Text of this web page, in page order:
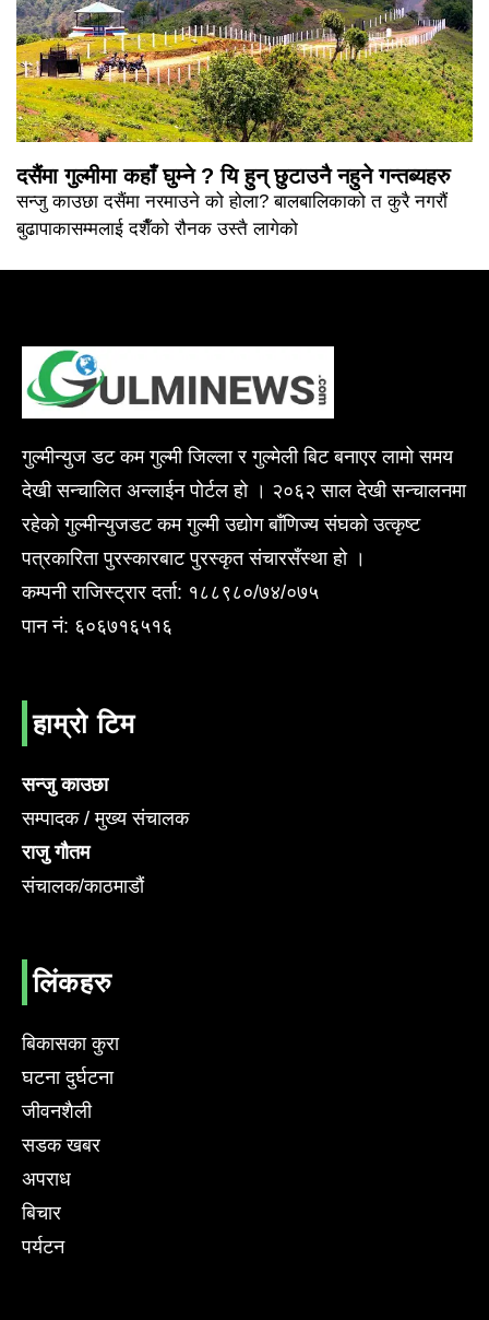
दसैंमा गुल्मीमा कहाँ घुम्ने ? यि हुन् छुटाउनै नहुने गन्तब्यहरु
सन्जु काउछा दसैंमा नरमाउने को होला? बालबालिकाको त कुरै नगरौं
बुढापाकासम्मलाई दशैँको रौनक उस्तै लागेको
गुल्मीन्युज डट कम गुल्मी जिल्ला र गुल्मेली बिट बनाएर लामो समय
देखी सन्चालित अन्लाईन पोर्टल हो । २०६२ साल देखी सन्चालनमा
रहेको गुल्मीन्युजडट कम गुल्मी उद्योग बाँणिज्य संघको उत्कृष्ट
पत्रकारिता पुरस्कारबाट पुरस्कृत संचारसँस्था हो ।
कम्पनी राजिस्ट्रार दर्ता: १८८९८०/७४/०७५
पान नं: ६०६७१६५१६
हाम्रो टिम
सन्जु काउछा
सम्पादक / मुख्य संचालक
राजु गौतम
संचालक/काठमाडौं
लिंकहरु
बिकासका कुरा
घटना दुर्घटना
जीवनशैली
सडक खबर
अपराध
बिचार
पर्यटन